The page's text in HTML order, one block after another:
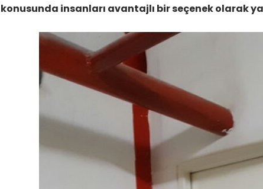
konusunda insanları avantajlı bir seçenek olarak